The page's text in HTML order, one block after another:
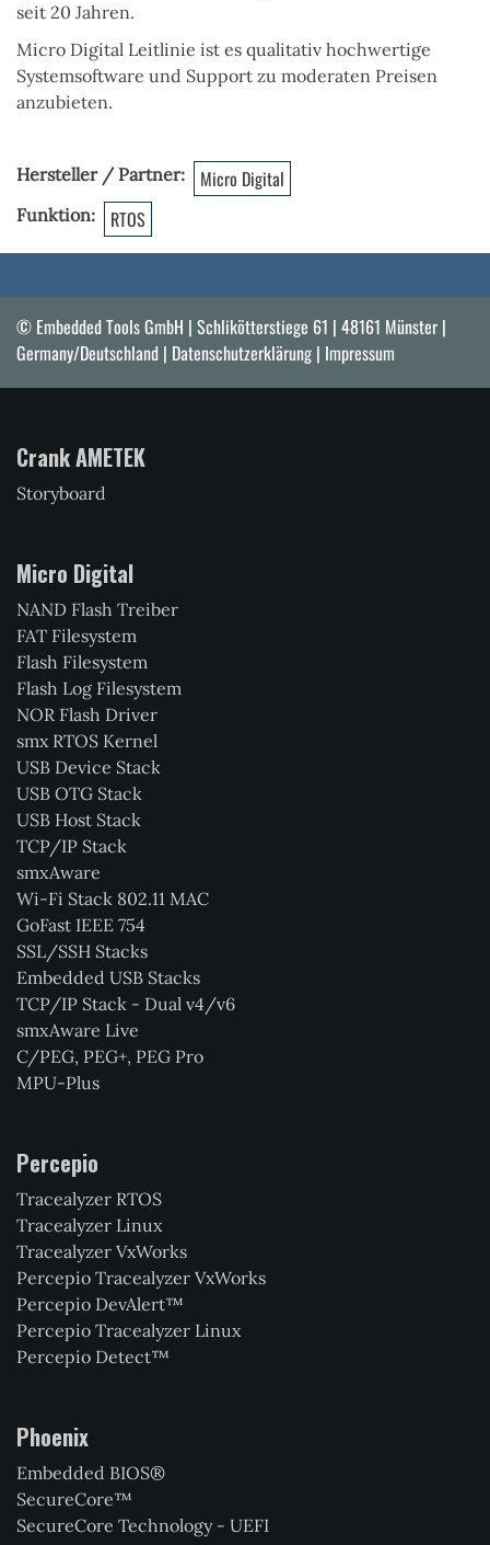
seit 20 Jahren.
Micro Digital Leitlinie ist es qualitativ hochwertige
Systemsoftware und Support zu moderaten Preisen
anzubieten.
Hersteller / Partner Micro Digital
Funktion RTOS
© Embedded Tools GmbH | Schlikötterstiege 61 | 48161 Münster |
Germany/Deutschland | Datenschutzerklärung | Impressum
Crank AMETEK
Storyboard
Micro Digital
NAND Flash Treiber
FAT Filesystem
Flash Filesystem
Flash Log Filesystem
NOR Flash Driver
smx RTOS Kernel
USB Device Stack
USB OTG Stack
USB Host Stack
TCP/IP Stack
smxAware
Wi-Fi Stack 802.11 MAC
GoFast IEEE 754
SSL/SSH Stacks
Embedded USB Stacks
TCP/IP Stack - Dual v4/v6
smxAware Live
C/PEG, PEG+, PEG Pro
MPU-Plus
Percepio
Tracealyzer RTOS
Tracealyzer Linux
Tracealyzer VxWorks
Percepio Tracealyzer VxWorks
Percepio DevAlert™
Percepio Tracealyzer Linux
Percepio Detect™
Phoenix
Embedded BIOS®
SecureCore™
SecureCore Technology - UEFI